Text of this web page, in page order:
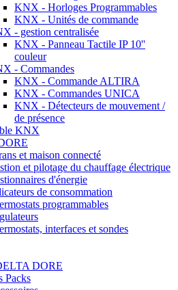
KNX - Horloges Programmables
KNX - Unités de commande
- gestion centralisée
KNX - Panneau Tactile IP 10''
couleur
- Commandes
KNX - Commande ALTIRA
KNX - Commandes UNICA
KNX - Détecteurs de mouvement /
de présence
KNX
et maison connecté
et pilotage du chauffage électrique
d'énergie
de consommation
programmables
interfaces et sondes
DORE
Packs